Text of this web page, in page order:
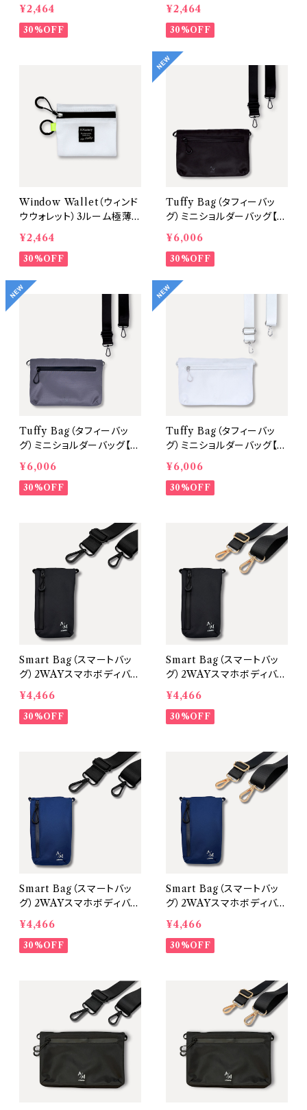
ー：White/タブカラー：Gre
en】
¥2,464
30%OFF
ー：White/タブカラー:Pin
k】
¥2,464
30%OFF
Window Wallet（ウィンド
ウウォレット）3ルーム極薄ミ
ニ財布・キーケース【カラ
ー：White/タブカラー：Yell
ow】
¥2,464
30%OFF
Tuffy Bag（タフィーバッ
グ）ミニショルダーバッグ【B
lack（金具：Black ／ スト
ラップ：Black）】
¥6,006
30%OFF
Tuffy Bag（タフィーバッ
グ）ミニショルダーバッグ【D.
Gray（金具：Black ／ スト
ラップ：Black）】 〈A Mast
ery Tripシリーズ〉
¥6,006
30%OFF
Tuffy Bag（タフィーバッ
グ）ミニショルダーバッグ【M
ilky White（金具：Silver
／ ストラップ：Milky Whit
e）】
¥6,006
30%OFF
Smart Bag（スマートバッ
グ）2WAYスマホボディバッ
グ【本体：Black 金具：Bl
ack】
¥4,466
30%OFF
Smart Bag（スマートバッ
グ）2WAYスマホボディバッ
グ【本体：Black 金具：Go
ld】
¥4,466
30%OFF
Smart Bag（スマートバッ
グ）2WAYスマホボディバッ
グ【本体：Navy 金具：Bla
ck】
¥4,466
30%OFF
Smart Bag（スマートバッ
グ）2WAYスマホボディバッ
グ【本体：Navy 金具：Go
ld】
¥4,466
30%OFF